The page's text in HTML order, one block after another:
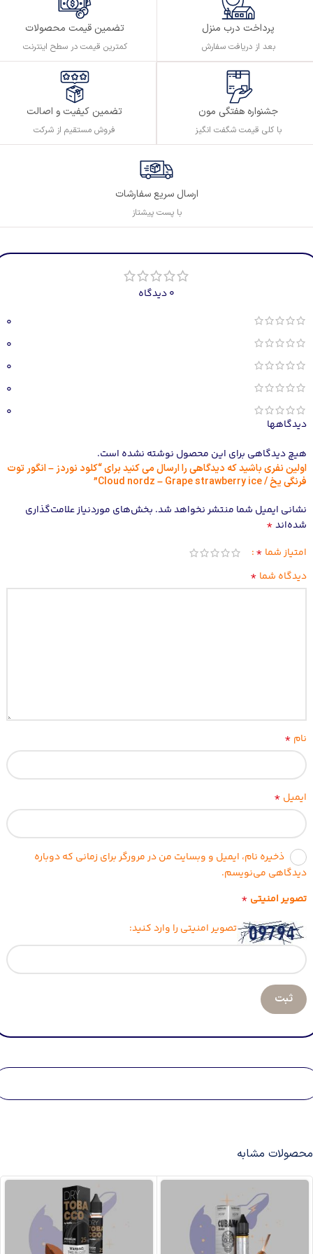
پرداخت درب منزل
بعد از دریافت سفارش
تضمین قیمت محصولات
کمترین قیمت در سطح اینترنت
جشنواره هفتگی مون
با کلی قیمت شگفت انگیز
تضمین کیفیت و اصالت
فروش مستقیم از شرکت
ارسال سریع سفارشات
با پست پیشتاز
0 دیدگاه
0
0
0
0
0
دیدگاهها
هیچ دیدگاهی برای این محصول نوشته نشده است.
اولین نفری باشید که دیدگاهی را ارسال می کنید برای “کلود نوردز – انگور توت
فرنگی یخ / Cloud nordz – Grape strawberry ice”
نشانی ایمیل شما منتشر نخواهد شد. بخش‌های موردنیاز علامت‌گذاری
شده‌اند*
امتیاز شما *
دیدگاه شما *
نام *
ایمیل *
ذخیره نام، ایمیل و وبسایت من در مرورگر برای زمانی که دوباره
دیدگاهی می‌نویسم.
تصویر امنیتی *
تصویر امنیتی را وارد کنید:
محصولات مشابه